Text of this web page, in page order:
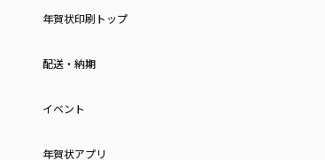
年賀状印刷トップ
配送・納期
イベント
年賀状アプリ